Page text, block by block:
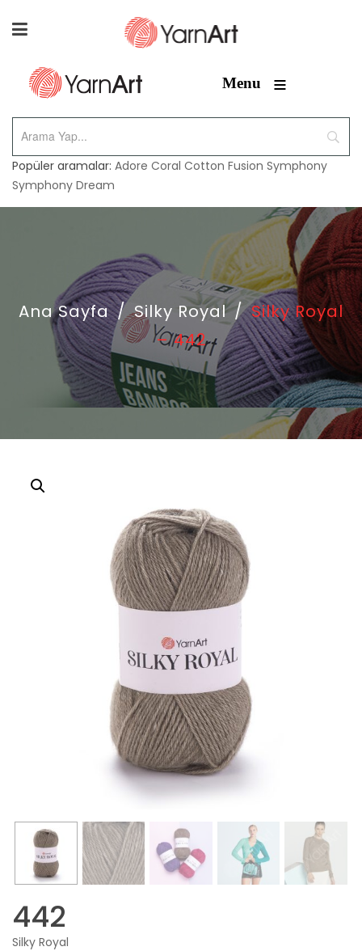
Menu ≡
Popüler aramalar: Adore Coral Cotton Fusion Symphony
Symphony Dream
Ana Sayfa / Silky Royal / Silky Royal
– 442
442
Silky Royal